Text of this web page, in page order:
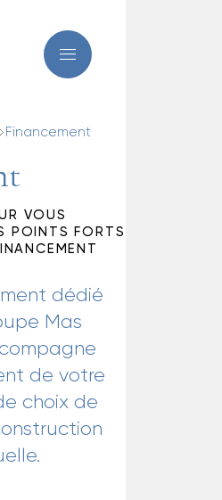
Financement
VOUS
POINTS FORTS
dédié
Mas
de votre
choix de